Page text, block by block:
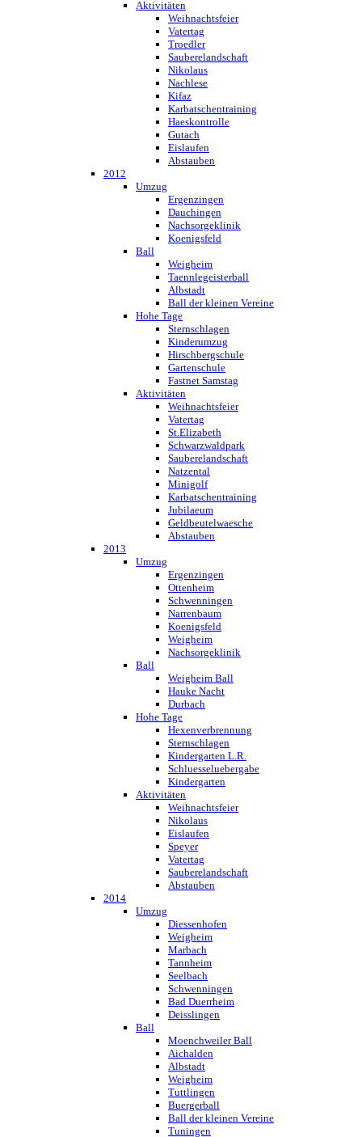
Aktivitäten
Weihnachtsfeier
Vatertag
Troedler
Sauberelandschaft
Nikolaus
Nachlese
Kifaz
Karbatschentraining
Haeskontrolle
Gutach
Eislaufen
Abstauben
2012
Umzug
Ergenzingen
Dauchingen
Nachsorgeklinik
Koenigsfeld
Ball
Weigheim
Taennlegeisterball
Albstadt
Ball der kleinen Vereine
Hohe Tage
Sternschlagen
Kinderumzug
Hirschbergschule
Gartenschule
Fastnet Samstag
Aktivitäten
Weihnachtsfeier
Vatertag
St.Elizabeth
Schwarzwaldpark
Sauberelandschaft
Natzental
Minigolf
Karbatschentraining
Jubilaeum
Geldbeutelwaesche
Abstauben
2013
Umzug
Ergenzingen
Ottenheim
Schwenningen
Narrenbaum
Koenigsfeld
Weigheim
Nachsorgeklinik
Ball
Weigheim Ball
Hauke Nacht
Durbach
Hohe Tage
Hexenverbrennung
Sternschlagen
Kindergarten L.R.
Schluesseluebergabe
Kindergarten
Aktivitäten
Weihnachtsfeier
Nikolaus
Eislaufen
Speyer
Vatertag
Sauberelandschaft
Abstauben
2014
Umzug
Diessenhofen
Weigheim
Marbach
Tannheim
Seelbach
Schwenningen
Bad Duerrheim
Deisslingen
Ball
Moenchweiler Ball
Aichalden
Albstadt
Weigheim
Tuttlingen
Buergerball
Ball der kleinen Vereine
Tuningen